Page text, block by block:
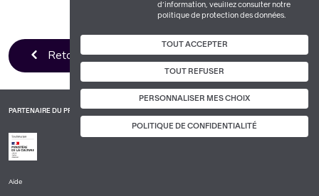
d’information, veuillez consulter notre
politique de protection des données.
TOUT ACCEPTER
TOUT REFUSER
PERSONNALISER MES CHOIX
POLITIQUE DE CONFIDENTIALITÉ
Retour vers tous les dossiers
PARTENAIRE DU PROJET
Aide